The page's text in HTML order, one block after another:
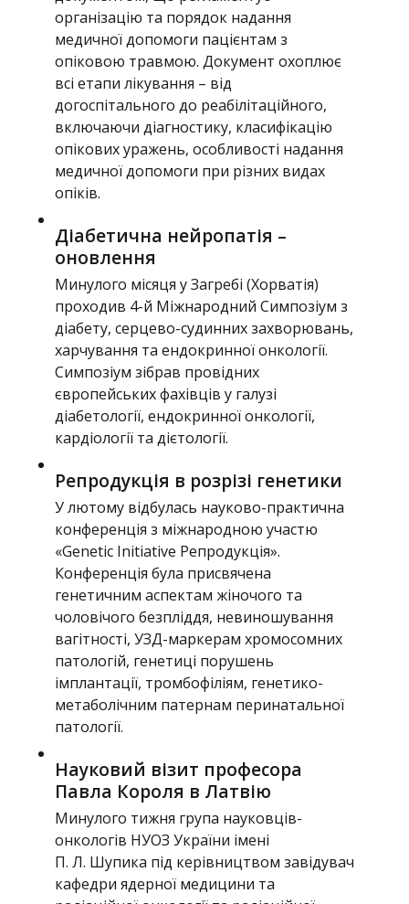
організацію та порядок надання
медичної допомоги пацієнтам з
опіковою травмою. Документ охоплює
всі етапи лікування – від
догоспітального до реабілітаційного,
включаючи діагностику, класифікацію
опікових уражень, особливості надання
медичної допомоги при різних видах
опіків.
Діабетична нейропатія –
оновлення
Минулого місяця у Загребі (Хорватія)
проходив 4-й Міжнародний Симпозіум з
діабету, серцево-судинних захворювань,
харчування та ендокринної онкології.
Симпозіум зібрав провідних
європейських фахівців у галузі
діабетології, ендокринної онкології,
кардіології та дієтології.
Репродукція в розрізі генетики
У лютому відбулась науково-практична
конференція з міжнародною участю
«Genetic Initiative Репродукція».
Конференція була присвячена
генетичним аспектам жіночого та
чоловічого безпліддя, невиношування
вагітності, УЗД-маркерам хромосомних
патологій, генетиці порушень
імплантації, тромбофіліям, генетико-
метаболічним патернам перинатальної
патології.
Науковий візит професора
Павла Короля в Латвію
Минулого тижня група науковців-
онкологів НУОЗ України імені
П. Л. Шупика під керівництвом завідувач
кафедри ядерної медицини та